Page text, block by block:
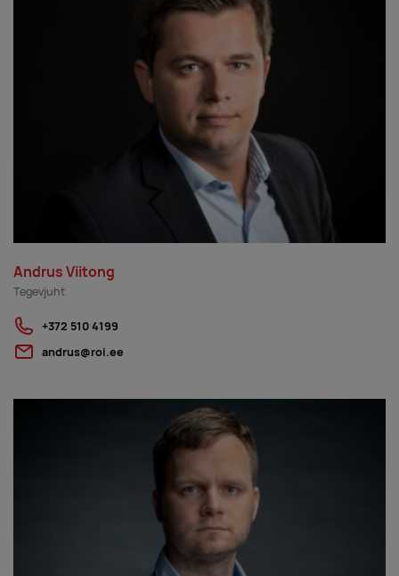
Andrus Viitong
Tegevjuht
+372 510 4199
andrus@roi.ee